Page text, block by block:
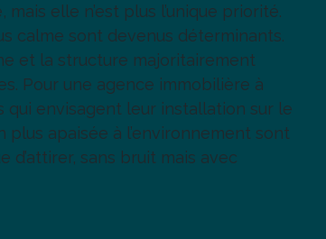
elle n’est plus l’unique priorité.
calme sont devenus déterminants.
et la structure majoritairement
Pour une agence immobilière à
envisagent leur installation sur le
apaisée à l’environnement sont
sans bruit mais avec